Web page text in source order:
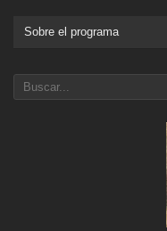
Sobre el programa